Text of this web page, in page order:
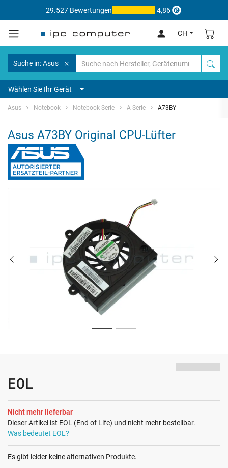
29.527 Bewertungen 4,86
CH
Suche in: Asus
Wählen Sie Ihr Gerät
Asus Notebook Notebook Serie A Serie A73BY
Asus A73BY Original CPU-Lüfter
EOL
Nicht mehr lieferbar
Dieser Artikel ist EOL (End of Life) und nicht mehr bestellbar.
Was bedeutet EOL?
Es gibt leider keine alternativen Produkte.